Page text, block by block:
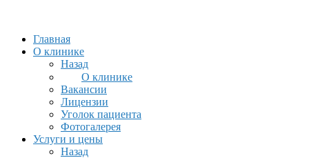
Главная
О клинике
Назад
О клинике
Вакансии
Лицензии
Уголок пациента
Фотогалерея
Услуги и цены
Назад